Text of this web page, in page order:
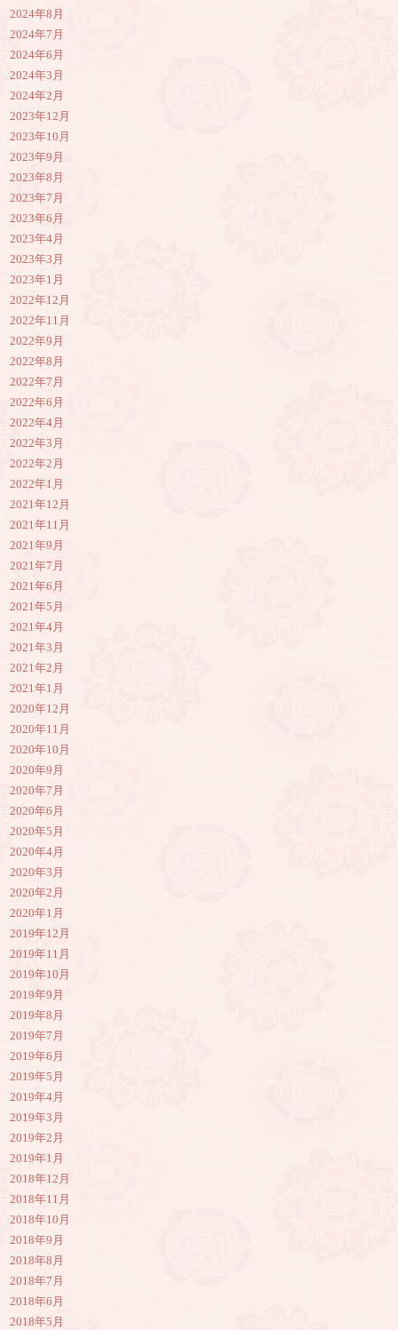
2024年8月
2024年7月
2024年6月
2024年3月
2024年2月
2023年12月
2023年10月
2023年9月
2023年8月
2023年7月
2023年6月
2023年4月
2023年3月
2023年1月
2022年12月
2022年11月
2022年9月
2022年8月
2022年7月
2022年6月
2022年4月
2022年3月
2022年2月
2022年1月
2021年12月
2021年11月
2021年9月
2021年7月
2021年6月
2021年5月
2021年4月
2021年3月
2021年2月
2021年1月
2020年12月
2020年11月
2020年10月
2020年9月
2020年7月
2020年6月
2020年5月
2020年4月
2020年3月
2020年2月
2020年1月
2019年12月
2019年11月
2019年10月
2019年9月
2019年8月
2019年7月
2019年6月
2019年5月
2019年4月
2019年3月
2019年2月
2019年1月
2018年12月
2018年11月
2018年10月
2018年9月
2018年8月
2018年7月
2018年6月
2018年5月